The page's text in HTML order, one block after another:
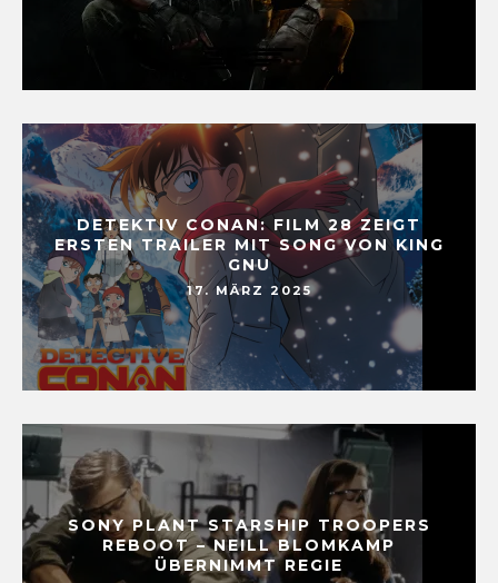
DETEKTIV CONAN: FILM 28 ZEIGT
ERSTEN TRAILER MIT SONG VON KING
GNU
17. MÄRZ 2025
SONY PLANT STARSHIP TROOPERS
REBOOT – NEILL BLOMKAMP
ÜBERNIMMT REGIE